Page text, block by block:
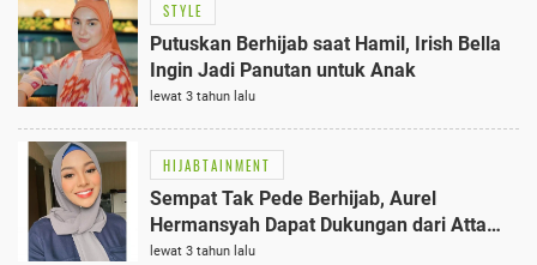
STYLE
Putuskan Berhijab saat Hamil, Irish Bella
Ingin Jadi Panutan untuk Anak
lewat 3 tahun lalu
HIJABTAINMENT
Sempat Tak Pede Berhijab, Aurel
Hermansyah Dapat Dukungan dari Atta
Halilintar
lewat 3 tahun lalu